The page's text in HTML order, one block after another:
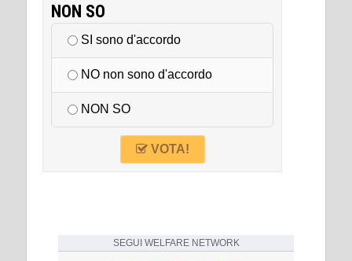
NON SO
SI sono d'accordo
NO non sono d'accordo
NON SO
VOTA!
SEGUI WELFARE NETWORK